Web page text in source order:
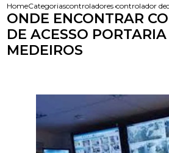
HomeCategoriascontroladores de acesso
controlador de
ONDE ENCONTRAR
DE ACESSO
MEDEIROS